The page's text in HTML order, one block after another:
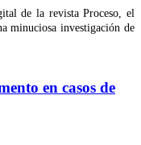
de la revista Proceso, el
minuciosa investigación de
en casos de